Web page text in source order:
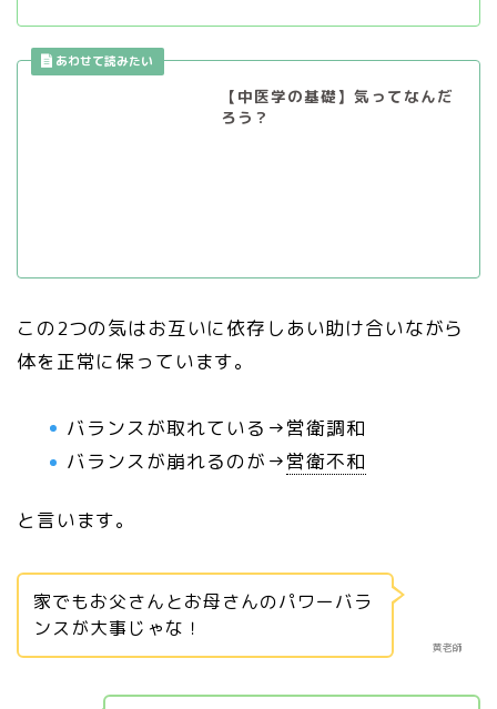
【中医学の基礎】気ってなんだ
ろう？
この2つの気はお互いに依存しあい助け合いながら
体を正常に保っています。
バランスが取れている→営衛調和
バランスが崩れるのが→営衛不和
と言います。
黄老師
家でもお父さんとお母さんのパワーバラ
ンスが大事じゃな！